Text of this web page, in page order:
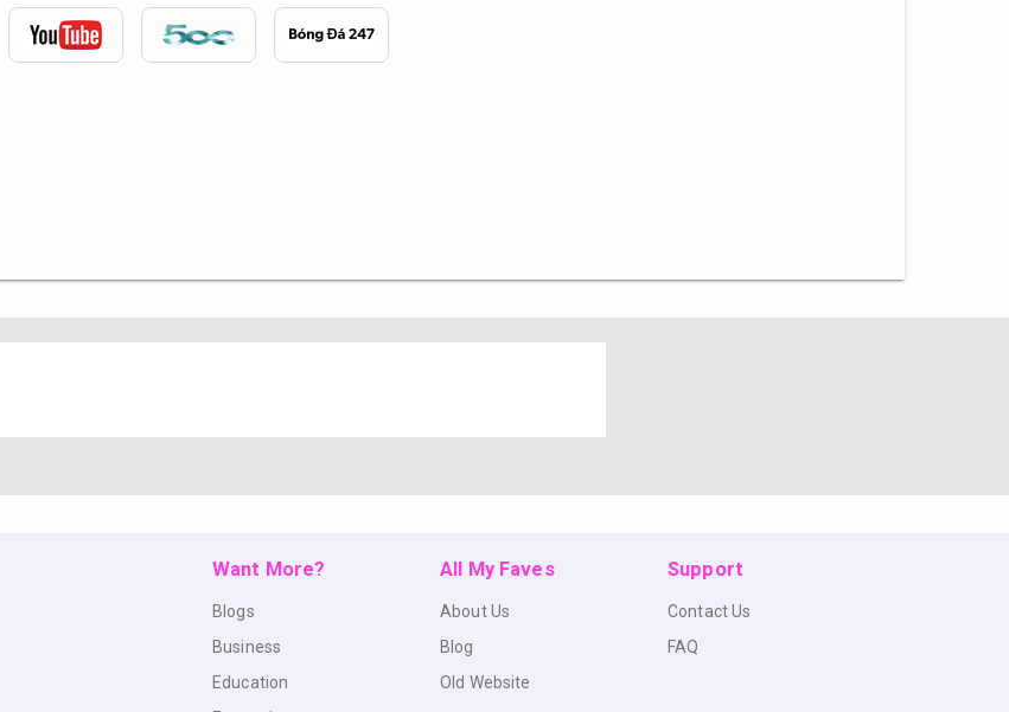
Want More?
Blogs
Business
Education
All My Faves
About Us
Blog
Old Website
Support
Contact Us
FAQ